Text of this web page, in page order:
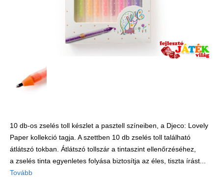
10 db-os zselés toll készlet a pasztell színeiben, a Djeco: Lovely
Paper kollekció tagja. A szettben 10 db zselés toll található
átlátszó tokban. Átlátszó tollszár a tintaszint ellenőrzéséhez,
a zselés tinta egyenletes folyása biztosítja az éles, tiszta írást...
Tovább
Intelligens gyurma
Iskolaszerek
Logikai játékok
LÜK